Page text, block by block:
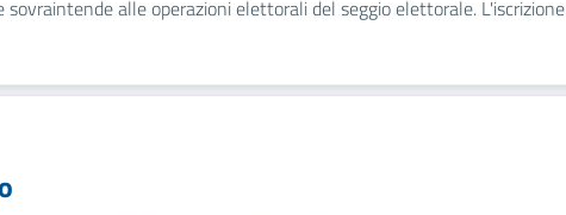
sovraintende alle operazioni elettorali del seggio elettorale. L'iscrizione